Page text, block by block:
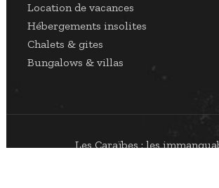
Location de vacances
Hébergements insolites
Chalets & gites
Bungalows & villas
Les Caraïbes : les